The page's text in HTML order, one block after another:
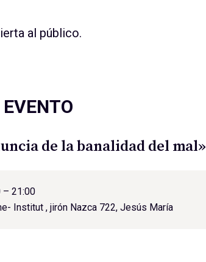
al público.
de la banalidad del mal»
– 21:00
Institut , jirón Nazca 722, Jesús María